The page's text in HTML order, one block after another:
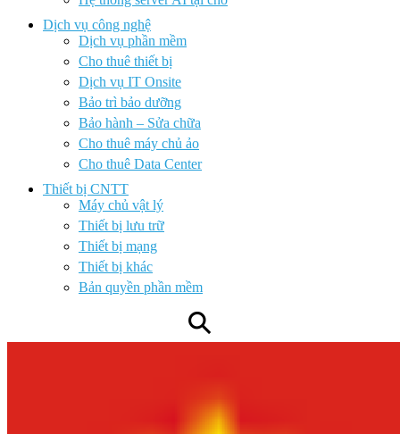
Dịch vụ công nghệ
Dịch vụ phần mềm
Cho thuê thiết bị
Dịch vụ IT Onsite
Bảo trì bảo dưỡng
Bảo hành – Sửa chữa
Cho thuê máy chủ ảo
Cho thuê Data Center
Thiết bị CNTT
Máy chủ vật lý
Thiết bị lưu trữ
Thiết bị mạng
Thiết bị khác
Bản quyền phần mềm
⚲